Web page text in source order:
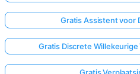
Log
hier
in!
Gratis Assistent voor
Gratis Discrete Willekeurige